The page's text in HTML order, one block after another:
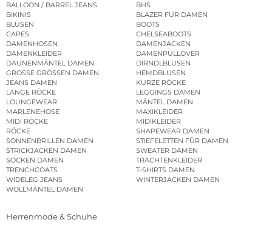
BALLOON / BARREL JEANS
BHS
BIKINIS
BLAZER FÜR DAMEN
BLUSEN
BOOTS
CAPES
CHELSEABOOTS
DAMENHOSEN
DAMENJACKEN
DAMENKLEIDER
DAMENPULLOVER
DAUNENMÄNTEL DAMEN
DIRNDLBLUSEN
GROSSE GRÖSSEN DAMEN
HEMDBLUSEN
JEANS DAMEN
KURZE RÖCKE
LANGE RÖCKE
LEGGINGS DAMEN
LOUNGEWEAR
MÄNTEL DAMEN
MARLENEHOSE
MAXIKLEIDER
MIDI RÖCKE
MIDIKLEIDER
RÖCKE
SHAPEWEAR DAMEN
SONNENBRILLEN DAMEN
STIEFELETTEN FÜR DAMEN
STRICKJACKEN DAMEN
SWEATER DAMEN
SOCKEN DAMEN
TRACHTENKLEIDER
TRENCHCOATS
T-SHIRTS DAMEN
WIDELEG JEANS
WINTERJACKEN DAMEN
WOLLMÄNTEL DAMEN
Herrenmode & Schuhe